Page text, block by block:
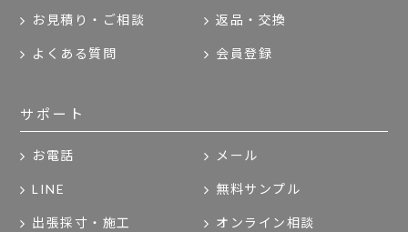
お見積り・ご相談 返品・交換
よくある質問 会員登録
サポート
お電話 メール
LINE 無料サンプル
出張採寸・施工 オンライン相談